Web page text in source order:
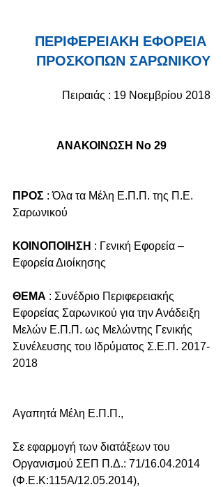
ΠΕΡΙΦΕΡΕΙΑΚΗ ΕΦΟΡΕΙΑ
ΠΡΟΣΚΟΠΩΝ ΣΑΡΩΝΙΚΟΥ
Πειραιάς : 19 Νοεμβρίου 2018
ΑΝΑΚΟΙΝΩΣΗ Νο 29
ΠΡΟΣ : Όλα τα Μέλη Ε.Π.Π. της Π.Ε.
Σαρωνικού
ΚΟΙΝΟΠΟΙΗΣΗ : Γενική Εφορεία –
Εφορεία Διοίκησης
ΘΕΜΑ : Συνέδριο Περιφερειακής
Εφορείας Σαρωνικού για την Ανάδειξη
Μελών Ε.Π.Π. ως Μελώντης Γενικής
Συνέλευσης του Ιδρύματος Σ.Ε.Π. 2017-
2018
Αγαπητά Μέλη Ε.Π.Π.,
Σε εφαρμογή των διατάξεων του
Οργανισμού ΣΕΠ Π.Δ.: 71/16.04.2014
(Φ.Ε.Κ:115Α/12.05.2014),